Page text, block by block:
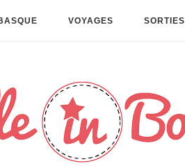
VOYAGES SORTIES